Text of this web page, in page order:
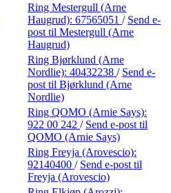
Ring Mestergull (Arne
Haugrud): 67565051 / Send e-
post til Mestergull (Arne
Haugrud)
Ring Bjørklund (Arne
Nordlie): 40432238 / Send e-
post til Bjørklund (Arne
Nordlie)
Ring QOMO (Arnie Says):
922 00 242 / Send e-post til
QOMO (Arnie Says)
Ring Freyja (Arovescio):
92140400 / Send e-post til
Freyja (Arovescio)